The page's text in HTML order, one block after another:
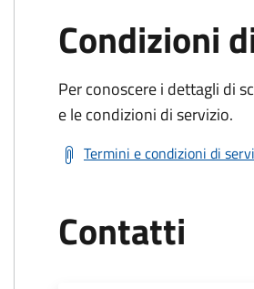
Condizioni
Per conoscere i dettagli di
e le condizioni di servizio.
Termini e condizioni di
Contatti